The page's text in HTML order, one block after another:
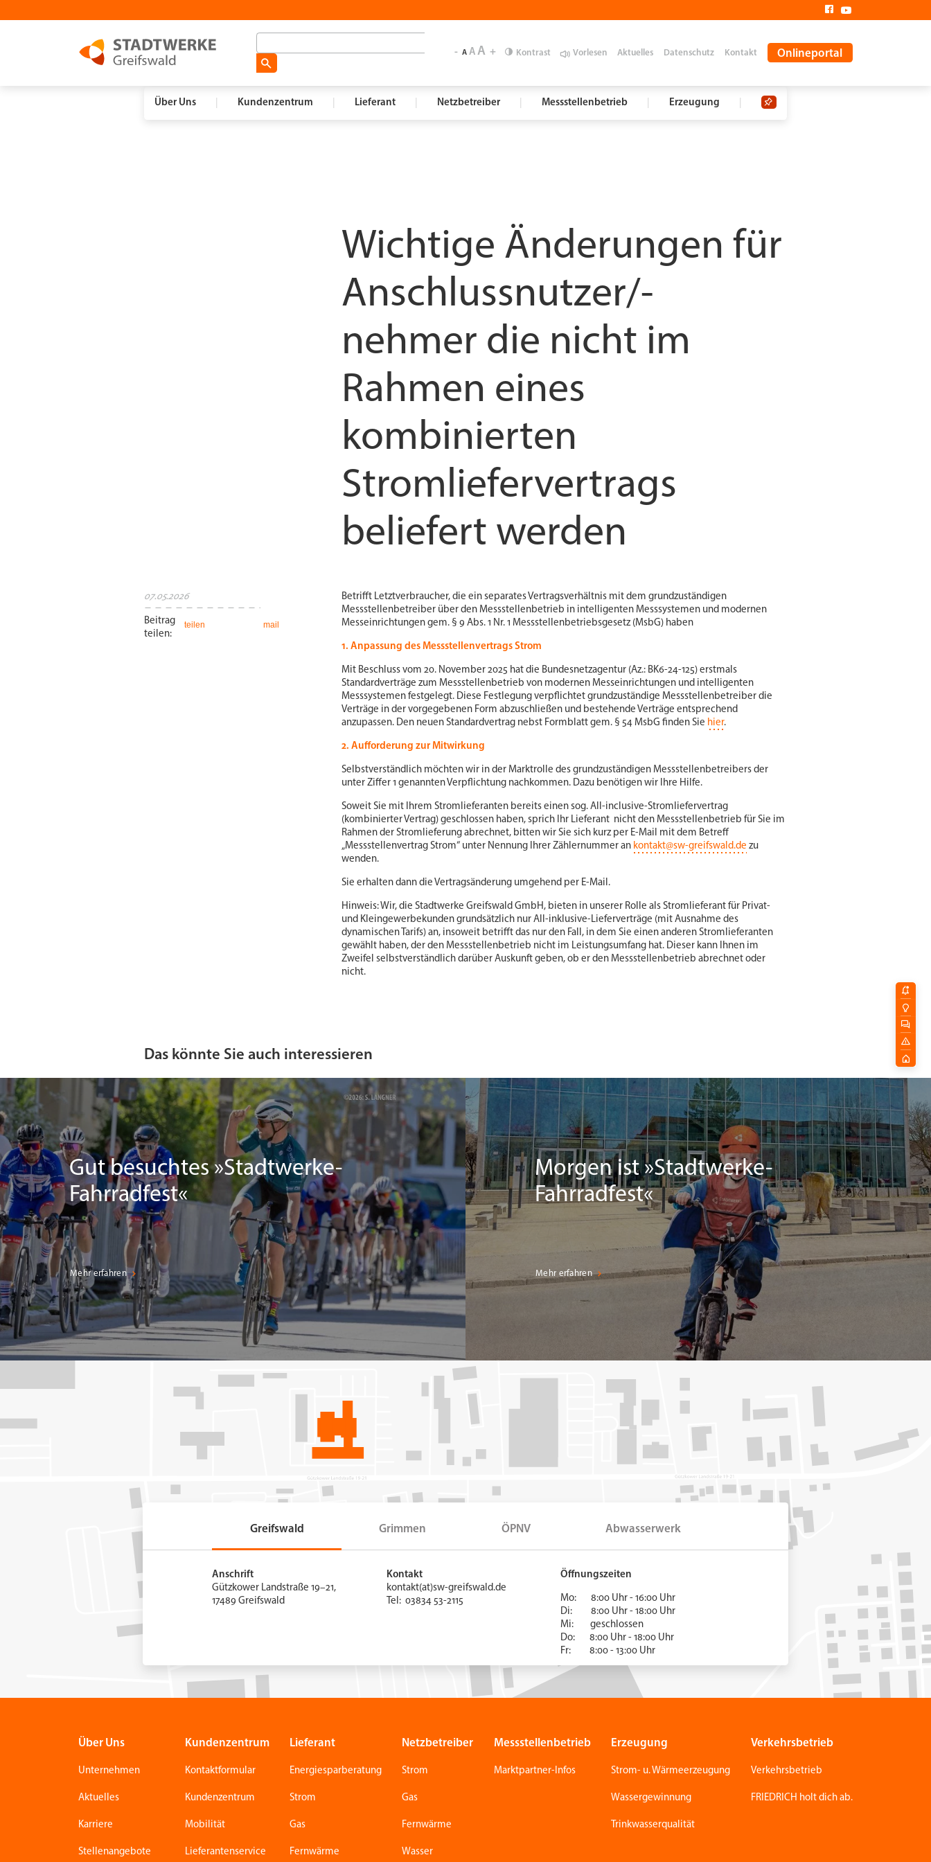
Wichtige Änderungen für
Anschlussnutzer/-
nehmer die nicht im
Rahmen eines
kombinierten
Stromliefervertrags
beliefert werden
07.05.2026
Beitrag
teilen:
teilen mail
Betrifft Letztverbraucher, die ein separates Vertragsverhältnis mit dem grundzuständigen
Messstellenbetreiber über den Messstellenbetrieb in intelligenten Messsystemen und modernen
Messeinrichtungen gem. § 9 Abs. 1 Nr. 1 Messstellenbetriebsgesetz (MsbG) haben
1. Anpassung des Messstellenvertrags Strom
Mit Beschluss vom 20. November 2025 hat die Bundesnetzagentur (Az.: BK6-24-125) erstmals
Standardverträge zum Messstellenbetrieb von modernen Messeinrichtungen und intelligenten
Messsystemen festgelegt. Diese Festlegung verpflichtet grundzuständige Messstellenbetreiber die
Verträge in der vorgegebenen Form abzuschließen und bestehende Verträge entsprechend
anzupassen. Den neuen Standardvertrag nebst Formblatt gem. § 54 MsbG finden Sie hier.
2. Aufforderung zur Mitwirkung
Selbstverständlich möchten wir in der Marktrolle des grundzuständigen Messstellenbetreibers der
unter Ziffer 1 genannten Verpflichtung nachkommen. Dazu benötigen wir Ihre Hilfe.
Soweit Sie mit Ihrem Stromlieferanten bereits einen sog. All-inclusive-Stromliefervertrag
(kombinierter Vertrag) geschlossen haben, sprich Ihr Lieferant nicht den Messstellenbetrieb für Sie im
Rahmen der Stromlieferung abrechnet, bitten wir Sie sich kurz per E-Mail mit dem Betreff
„Messstellenvertrag Strom“ unter Nennung Ihrer Zählernummer an kontakt@sw-greifswald.de zu
wenden.
Sie erhalten dann die Vertragsänderung umgehend per E-Mail.
Hinweis: Wir, die Stadtwerke Greifswald GmbH, bieten in unserer Rolle als Stromlieferant für Privat-
und Kleingewerbekunden grundsätzlich nur All-inklusive-Lieferverträge (mit Ausnahme des
dynamischen Tarifs) an, insoweit betrifft das nur den Fall, in dem Sie einen anderen Stromlieferanten
gewählt haben, der den Messstellenbetrieb nicht im Leistungsumfang hat. Dieser kann Ihnen im
Zweifel selbstverständlich darüber Auskunft geben, ob er den Messstellenbetrieb abrechnet oder
nicht.
Das könnte Sie auch interessieren
Gut besuchtes »Stadtwerke-
Fahrradfest«
Mehr erfahren
Morgen ist »Stadtwerke-
Fahrradfest«
Mehr erfahren
- A A A + Kontrast Vorlesen Aktuelles Datenschutz Kontakt Onlineportal
Über Uns Kundenzentrum Lieferant Netzbetreiber Messstellenbetrieb Erzeugung
Greifswald Grimmen ÖPNV Abwasserwerk
Anschrift
Gützkower Landstraße 19–21,
17489 Greifswald
Kontakt
kontakt(at)sw-greifswald.de
Tel: 03834 53-2115
Öffnungszeiten
Mo: 8:00 Uhr - 16:00 Uhr
Di: 8:00 Uhr - 18:00 Uhr
Mi: geschlossen
Do: 8:00 Uhr - 18:00 Uhr
Fr: 8:00 - 13:00 Uhr
Über Uns
Unternehmen
Aktuelles
Karriere
Stellenangebote
Kundenzentrum
Kontaktformular
Kundenzentrum
Mobilität
Lieferantenservice
Lieferant
Energiesparberatung
Strom
Gas
Fernwärme
Netzbetreiber
Strom
Gas
Fernwärme
Wasser
Messstellenbetrieb
Marktpartner-Infos
Erzeugung
Strom- u. Wärmeerzeugung
Wassergewinnung
Trinkwasserqualität
Verkehrsbetrieb
Verkehrsbetrieb
FRIEDRICH holt dich ab.